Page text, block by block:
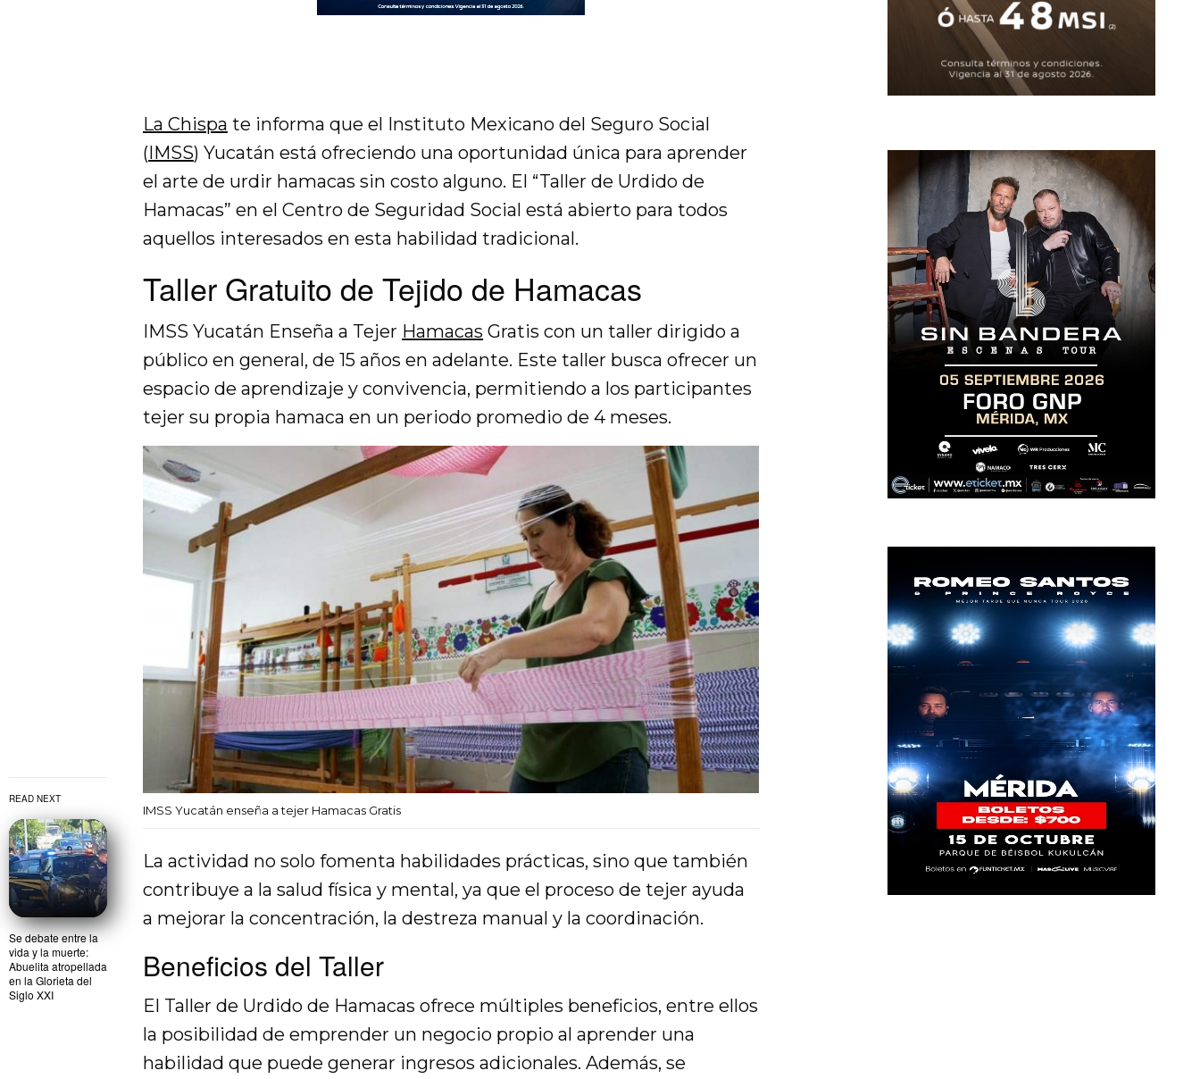
READ NEXT
Se debate entre la
vida y la muerte:
Abuelita atropellada
en la Glorieta del
Siglo XXI
La Chispa te informa que el Instituto Mexicano del Seguro Social
(IMSS) Yucatán está ofreciendo una oportunidad única para aprender
el arte de urdir hamacas sin costo alguno. El “Taller de Urdido de
Hamacas” en el Centro de Seguridad Social está abierto para todos
aquellos interesados en esta habilidad tradicional.
Taller Gratuito de Tejido de Hamacas
IMSS Yucatán Enseña a Tejer Hamacas Gratis con un taller dirigido a
público en general, de 15 años en adelante. Este taller busca ofrecer un
espacio de aprendizaje y convivencia, permitiendo a los participantes
tejer su propia hamaca en un periodo promedio de 4 meses.
IMSS Yucatán enseña a tejer Hamacas Gratis
La actividad no solo fomenta habilidades prácticas, sino que también
contribuye a la salud física y mental, ya que el proceso de tejer ayuda
a mejorar la concentración, la destreza manual y la coordinación.
Beneficios del Taller
El Taller de Urdido de Hamacas ofrece múltiples beneficios, entre ellos
la posibilidad de emprender un negocio propio al aprender una
habilidad que puede generar ingresos adicionales. Además, se